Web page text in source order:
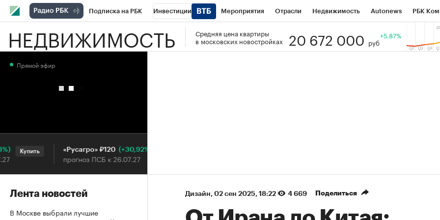
Подписка на РБК Инвестиции Мероприятия Отрасли Недвижимость Autonews РБК
РБК Вино Спорт Школа управления РБК РБК Образование Тренды
НЕДВИЖИМОСТЬ
Средняя цена квартиры
в московских новостройках
20 672 000 руб
+5.87%
Дизайн⁠, 02 сен 2025, 18:22 4 669 Поделиться
Прямой эфир
Купить «Русагро» ₽120 (+30,92%)
прогноз ПСБ к 26.07.27
Купить
Лента новостей
В Москве выбрали лучшие